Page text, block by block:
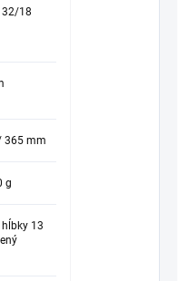
32/18
365 mm
g
13